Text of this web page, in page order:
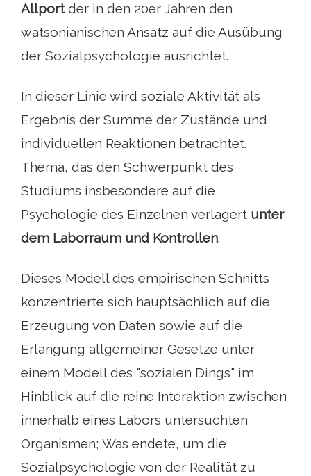
Allportder in den 20er Jahren den
watsonianischen Ansatz auf die Ausübung
der Sozialpsychologie ausrichtet.
In dieser Linie wird soziale Aktivität als
Ergebnis der Summe der Zustände und
individuellen Reaktionen betrachtet.
Thema, das den Schwerpunkt des
Studiums insbesondere auf die
Psychologie des Einzelnen verlagert unter
dem Laborraum und Kontrollen.
Dieses Modell des empirischen Schnitts
konzentrierte sich hauptsächlich auf die
Erzeugung von Daten sowie auf die
Erlangung allgemeiner Gesetze unter
einem Modell des "sozialen Dings" im
Hinblick auf die reine Interaktion zwischen
innerhalb eines Labors untersuchten
Organismen; Was endete, um die
Sozialpsychologie von der Realität zu